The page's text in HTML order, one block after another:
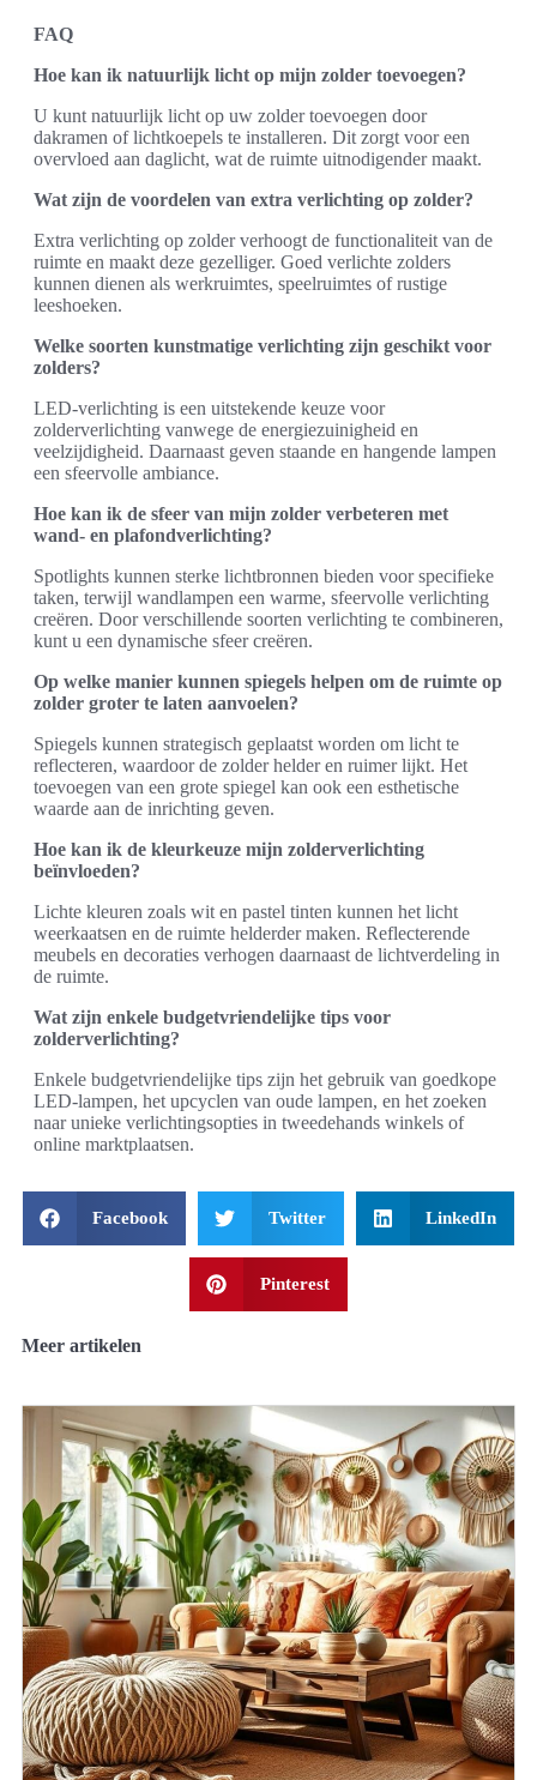
FAQ
Hoe kan ik natuurlijk licht op mijn zolder toevoegen?
U kunt natuurlijk licht op uw zolder toevoegen door
dakramen of lichtkoepels te installeren. Dit zorgt voor een
overvloed aan daglicht, wat de ruimte uitnodigender maakt.
Wat zijn de voordelen van extra verlichting op zolder?
Extra verlichting op zolder verhoogt de functionaliteit van de
ruimte en maakt deze gezelliger. Goed verlichte zolders
kunnen dienen als werkruimtes, speelruimtes of rustige
leeshoeken.
Welke soorten kunstmatige verlichting zijn geschikt voor
zolders?
LED-verlichting is een uitstekende keuze voor
zolderverlichting vanwege de energiezuinigheid en
veelzijdigheid. Daarnaast geven staande en hangende lampen
een sfeervolle ambiance.
Hoe kan ik de sfeer van mijn zolder verbeteren met
wand- en plafondverlichting?
Spotlights kunnen sterke lichtbronnen bieden voor specifieke
taken, terwijl wandlampen een warme, sfeervolle verlichting
creëren. Door verschillende soorten verlichting te combineren,
kunt u een dynamische sfeer creëren.
Op welke manier kunnen spiegels helpen om de ruimte op
zolder groter te laten aanvoelen?
Spiegels kunnen strategisch geplaatst worden om licht te
reflecteren, waardoor de zolder helder en ruimer lijkt. Het
toevoegen van een grote spiegel kan ook een esthetische
waarde aan de inrichting geven.
Hoe kan ik de kleurkeuze mijn zolderverlichting
beïnvloeden?
Lichte kleuren zoals wit en pastel tinten kunnen het licht
weerkaatsen en de ruimte helderder maken. Reflecterende
meubels en decoraties verhogen daarnaast de lichtverdeling in
de ruimte.
Wat zijn enkele budgetvriendelijke tips voor
zolderverlichting?
Enkele budgetvriendelijke tips zijn het gebruik van goedkope
LED-lampen, het upcyclen van oude lampen, en het zoeken
naar unieke verlichtingsopties in tweedehands winkels of
online marktplaatsen.
Facebook Twitter LinkedIn
Pinterest
Meer artikelen